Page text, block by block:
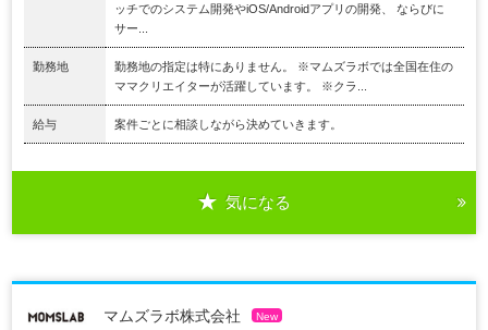
ッチでのシステム開発やiOS/Androidアプリの開発、 ならびに
サー...
勤務地
勤務地の指定は特にありません。 ※マムズラボでは全国在住の
ママクリエイターが活躍しています。 ※クラ...
給与 案件ごとに相談しながら決めていきます。
気になる
マムズラボ株式会社 New